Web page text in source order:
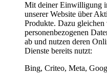
Mit deiner Einwilligung
unserer Website über
Produkte. Dazu gleichen
personenbezogenen
ab und nutzen deren
Dienste bereits nutzt:
Bing, Criteo, Meta,